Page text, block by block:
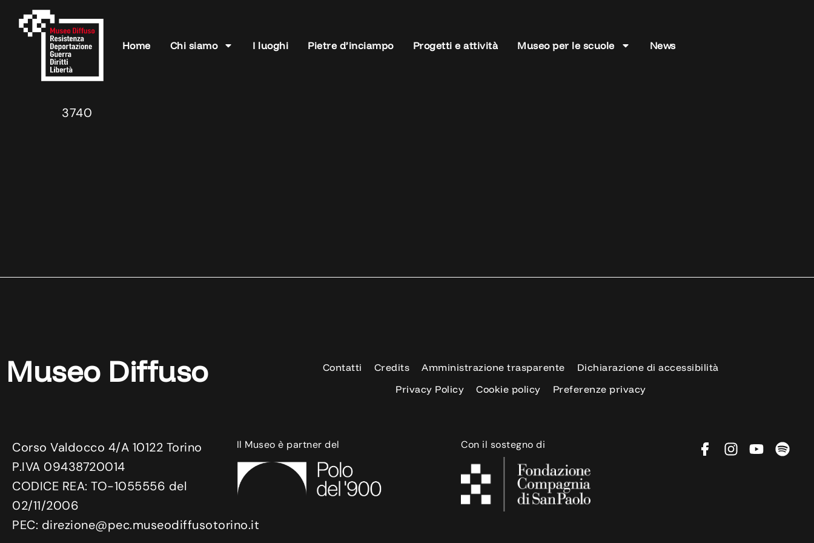
Home Chi siamo I luoghi Pietre d’inciampo Progetti e attività Museo per le scuole News
3740
Museo Diffuso Contatti Credits Amministrazione trasparente
Dichiarazione di accessibilità
Privacy Policy
Cookie policy Preferenze privacy
Corso Valdocco 4/A 10122 Torino
P.IVA 09438720014
CODICE REA: TO-1055556 del
02/11/2006
PEC: direzione@pec.museodiffusotorino.it
Il Museo è partner del Con il sostegno di